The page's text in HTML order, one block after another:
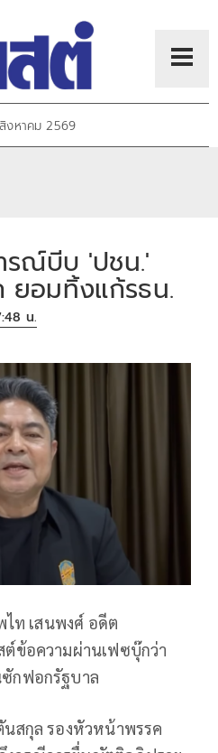
งหาคม 2569
รณ์บีบ 'ปชน.'
อมทิ้งแก้รธน.
น.
ไท เสนพงศ์ อดีต
ต์ข้อความผ่านเฟซบุ๊กว่า
กฟอกรัฐบาล
สกุล รองหัวหน้าพรรค